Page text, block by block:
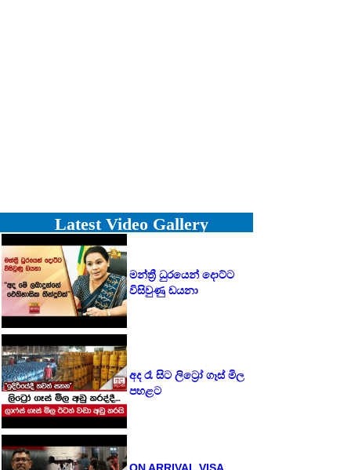
Latest Video Gallery
මන්ත්‍රී ධුරයෙන් දොට්ට
විසිවුණු ඩයනා
අද රෑ සිට ලිට්‍රෝ ගෑස් මිල
පහළට